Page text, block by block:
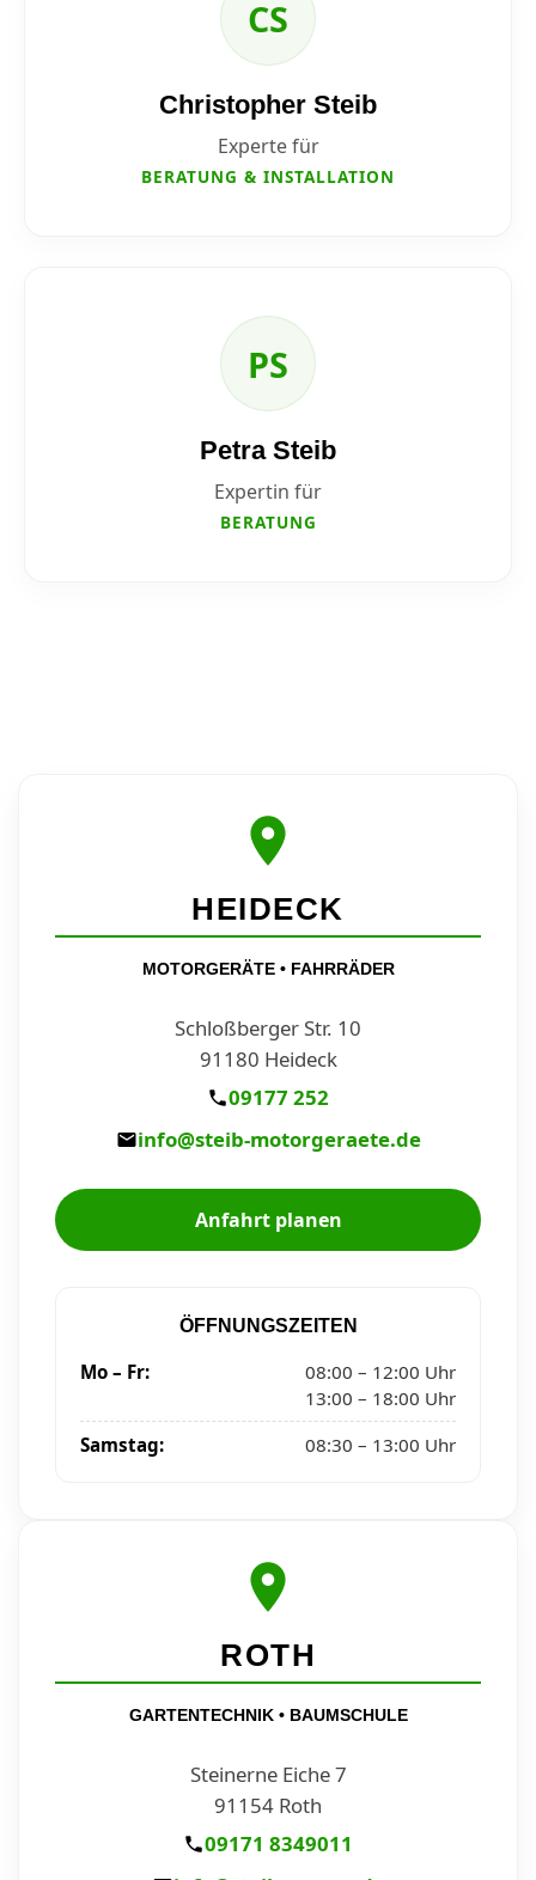
CS
Christopher Steib
Experte für
BERATUNG & INSTALLATION
PS
Petra Steib
Expertin für
BERATUNG
HEIDECK
MOTORGERÄTE • FAHRRÄDER
Schloßberger Str. 10
91180 Heideck
09177 252
info@steib-motorgeraete.de
Anfahrt planen
ÖFFNUNGSZEITEN
Mo – Fr:
08:00 – 12:00 Uhr
13:00 – 18:00 Uhr
Samstag:
08:30 – 13:00 Uhr
ROTH
GARTENTECHNIK • BAUMSCHULE
Steinerne Eiche 7
91154 Roth
09171 8349011